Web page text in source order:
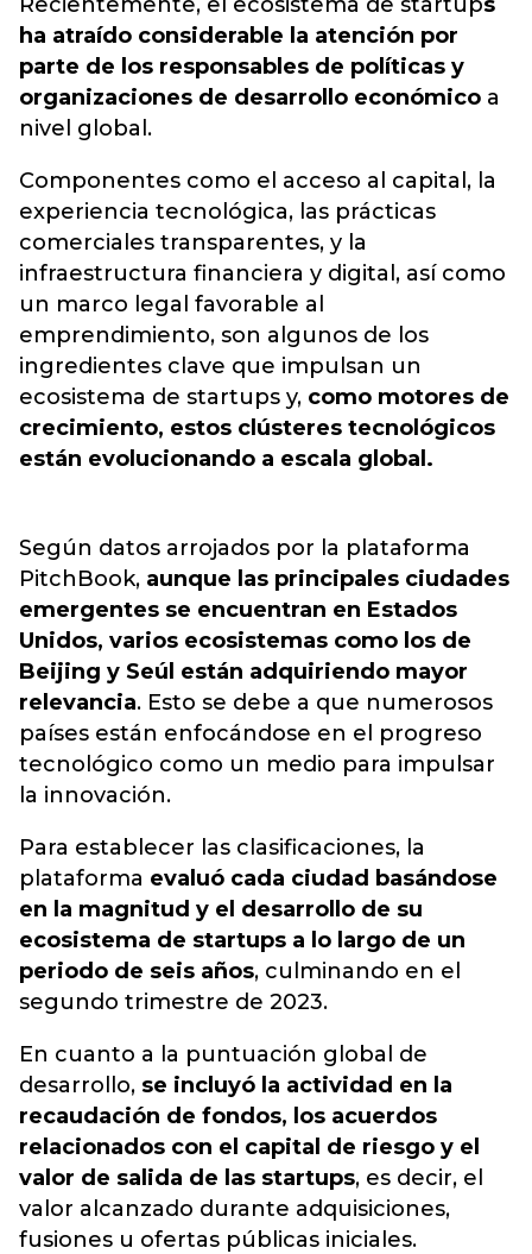
ha atraído considerable la atención por
parte de los responsables de políticas y
organizaciones de desarrollo económico a
nivel global.
Componentes como el acceso al capital, la
experiencia tecnológica, las prácticas
comerciales transparentes, y la
infraestructura financiera y digital, así como
un marco legal favorable al
emprendimiento, son algunos de los
ingredientes clave que impulsan un
ecosistema de startups y, como motores de
crecimiento, estos clústeres tecnológicos
están evolucionando a escala global.
Según datos arrojados por la plataforma
PitchBook, aunque las principales ciudades
emergentes se encuentran en Estados
Unidos, varios ecosistemas como los de
Beijing y Seúl están adquiriendo mayor
relevancia. Esto se debe a que numerosos
países están enfocándose en el progreso
tecnológico como un medio para impulsar
la innovación.
Para establecer las clasificaciones, la
plataforma evaluó cada ciudad basándose
en la magnitud y el desarrollo de su
ecosistema de startups a lo largo de un
periodo de seis años, culminando en el
segundo trimestre de 2023.
En cuanto a la puntuación global de
desarrollo, se incluyó la actividad en la
recaudación de fondos, los acuerdos
relacionados con el capital de riesgo y el
valor de salida de las startups, es decir, el
valor alcanzado durante adquisiciones,
fusiones u ofertas públicas iniciales.